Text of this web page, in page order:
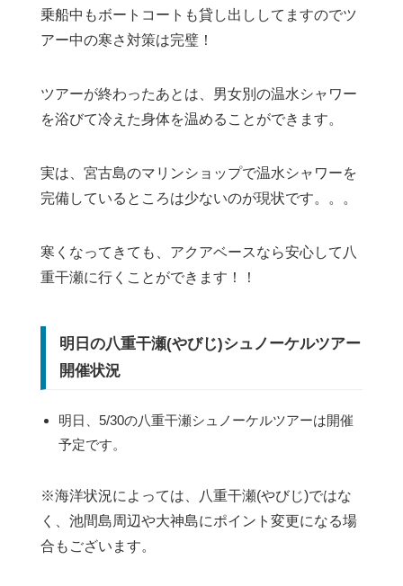
乗船中もボートコートも貸し出ししてますのでツ
アー中の寒さ対策は完璧！
ツアーが終わったあとは、男女別の温水シャワー
を浴びて冷えた身体を温めることができます。
実は、宮古島のマリンショップで温水シャワーを
完備しているところは少ないのが現状です。。。
寒くなってきても、アクアベースなら安心して八
重干瀬に行くことができます！！
明日の八重干瀬(やびじ)シュノーケルツアー
開催状況
明日、5/30の八重干瀬シュノーケルツアーは開催
予定です。
※海洋状況によっては、八重干瀬(やびじ)ではな
く、池間島周辺や大神島にポイント変更になる場
合もございます。